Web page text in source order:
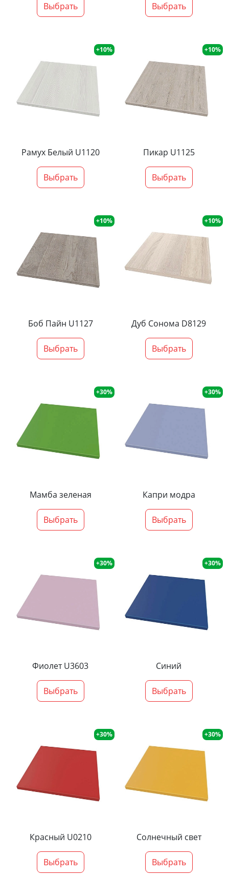
Выбрать Выбрать
+10%
Рамух Белый U1120
Выбрать
+10%
Пикар U1125
Выбрать
+10%
Боб Пайн U1127
Выбрать
+10%
Дуб Сонома D8129
Выбрать
+30%
Мамба зеленая
Выбрать
+30%
Капри модра
Выбрать
+30%
Фиолет U3603
Выбрать
+30%
Синий
Выбрать
+30%
Красный U0210
Выбрать
+30%
Солнечный свет
Выбрать